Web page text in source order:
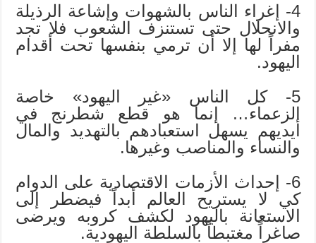
4- إغراء الناس بالشهوات وإشاعة الرذيلة
والانحلال حتى تستنزف الشعوب فلا تجد
مفراً لها إلا أن ترمي بنفسها تحت أقدام
اليهود.
5- كل الناس «غير اليهود» خاصة
الزعماء… إنما هو قطع شطرنج في
أيديهم يسهل استعبادهم بالتهديد والمال
والنساء والمناصب وغيرها.
6- إحداث الأزمات الاقتصادية على الدوام
كي لا يستريح العالم أبداً فيضطر إلى
الاستعانة باليهود لكشف كروبه ويرضى
صاغراً مغتبطاً بالسلطة اليهودية.